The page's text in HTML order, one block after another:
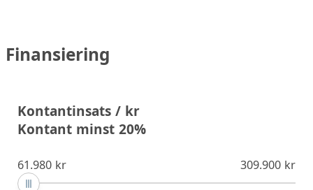
Finansiering
Kontantinsats / kr
Kontant minst 20%
61.980 kr 309.900 kr